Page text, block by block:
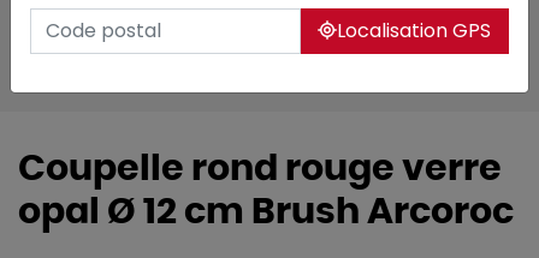
Tous les produits
Arts de la table
Vaisselle
Vaisselle culinaire
Coupelle rond rouge verre
opal Ø 12 cm Brush Arcoroc
Localisation GPS